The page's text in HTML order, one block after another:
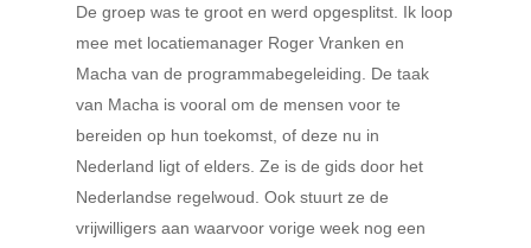
De groep was te groot en werd opgesplitst. Ik loop
mee met locatiemanager Roger Vranken en
Macha van de programmabegeleiding. De taak
van Macha is vooral om de mensen voor te
bereiden op hun toekomst, of deze nu in
Nederland ligt of elders. Ze is de gids door het
Nederlandse regelwoud. Ook stuurt ze de
vrijwilligers aan waarvoor vorige week nog een